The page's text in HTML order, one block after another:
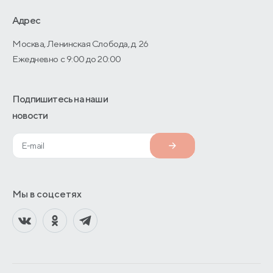
О производстве
Адрес
Москва, Ленинская Слобода, д. 26
Ежедневно с 9:00 до 20:00
Подпишитесь на наши
новости
Мы в соцсетях